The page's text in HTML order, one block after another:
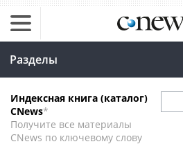
Разделы
Индексная книга (каталог)
CNews*
Получите все материалы
CNews по ключевому слову